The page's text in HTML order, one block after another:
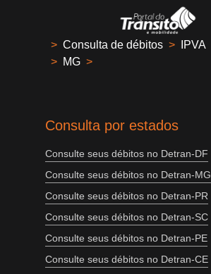
> Consulta de débitos > IPVA
> MG >
Consulta por estados
Consulte seus débitos no Detran-DF
Consulte seus débitos no Detran-MG
Consulte seus débitos no Detran-PR
Consulte seus débitos no Detran-SC
Consulte seus débitos no Detran-PE
Consulte seus débitos no Detran-CE